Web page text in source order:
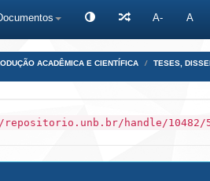
A- A
ACADÊMICA E CIENTÍFICA TESES,
handle/10482/